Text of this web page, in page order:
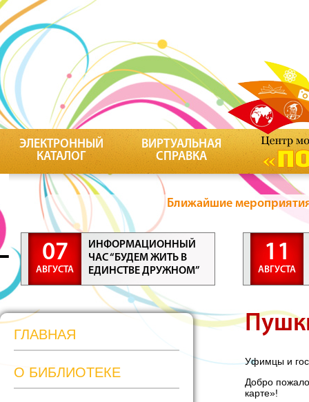
ЭЛЕКТРОННЫЙ
КАТАЛОГ
ВИРТУАЛЬНАЯ
СПРАВКА
Ближайшие
07
АВГУСТА
ИНФОРМАЦИОННЫЙ
ЧАС “БУДЕМ ЖИТЬ В
ЕДИНСТВЕ ДРУЖНОМ”
11
АВГУСТА
ГЛАВНАЯ
О БИБЛИОТЕКЕ
Уфимцы и
Добро
карте»!